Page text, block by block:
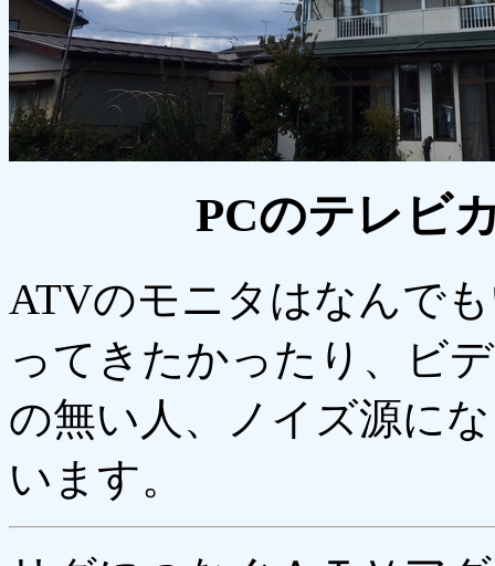
PCのテレビ
ATVのモニタはなんで
ってきたかったり、ビ
の無い人、ノイズ源に
います。